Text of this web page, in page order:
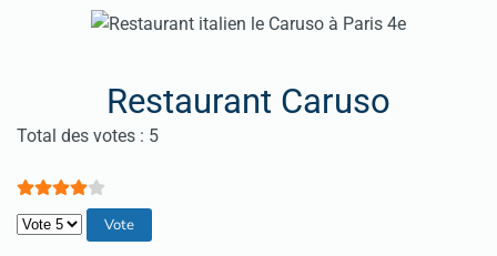
Restaurant Caruso
Vote utilisateur:4/
Total des votes : 5
Veuillez voter